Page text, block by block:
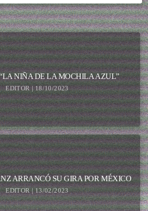
NIÑA DE LA MOCHILA AZUL”
EDITOR | 18/10/2023
ARRANCÓ SU GIRA POR MÉXICO
EDITOR | 13/02/2023